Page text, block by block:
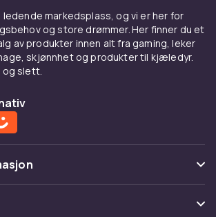
ledende markedsplass, og vi er her for
og store drømmer. Her finner du et
av produkter innen alt fra gaming, leker
skjønnhet og produkter til kjæledyr.
slett.